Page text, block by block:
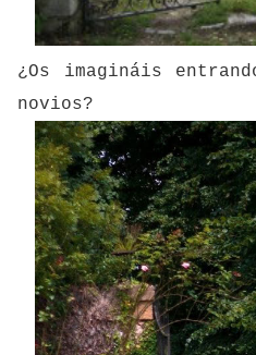
¿Os imagináis
novios?